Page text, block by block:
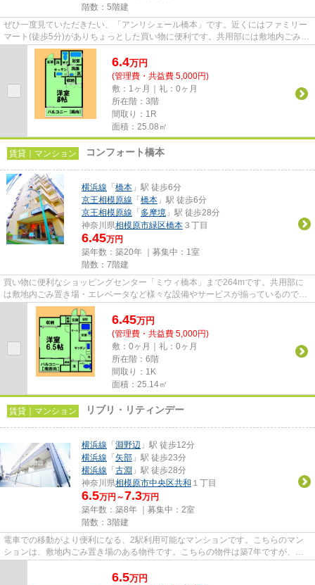
階数：5階建
ぜひ一度見ていただきたい、「アンリシェール橋本」です。近くにはファミリー
マート(徒歩5分)がありちょっとした買い物に便利です。共用部には敷地内ごみ置
き場・エレベータなどが揃っ...
6.4万円
(管理費・共益費 5,000円)
敷：1ヶ月｜礼：0ヶ月
所在階：3階
間取り：1R
面積：25.08㎡
賃貸｜マンション コンフォート橋本
横浜線 「 橋本 」駅 徒歩6分
京王相模原線 「 橋本 」駅 徒歩6分
京王相模原線 「 多摩境 」駅 徒歩28分
神奈川県相模原市緑区橋本 ３丁目
6.45万円
築年数：築20年 ｜募集中： 1室
階数：7階建
買い物に便利なショッピングセンター「ミウィ橋本」まで264mです。共用部に
は敷地内ごみ置き場・エレベータなど様々な設備やサービスが揃っているので便
利です。こちらの物件はマンシ...
6.45万円
(管理費・共益費 5,000円)
敷：0ヶ月｜礼：0ヶ月
所在階：6階
間取り：1K
面積：25.14㎡
賃貸｜マンション リブリ・リティンデー
横浜線 「 淵野辺 」駅 徒歩12分
横浜線 「 矢部 」駅 徒歩23分
横浜線 「 古淵 」駅 徒歩28分
神奈川県相模原市中央区共和 １丁目
6.5万円～7.3万円
築年数：築8年 ｜募集中： 2室
階数：3階建
電車での移動がより便利になる、2駅利用可能なマンションです。こちらのマン
ションは、敷地内ごみ置き場のある物件です。こちらの物件は築7年ですが、充
6.5万円